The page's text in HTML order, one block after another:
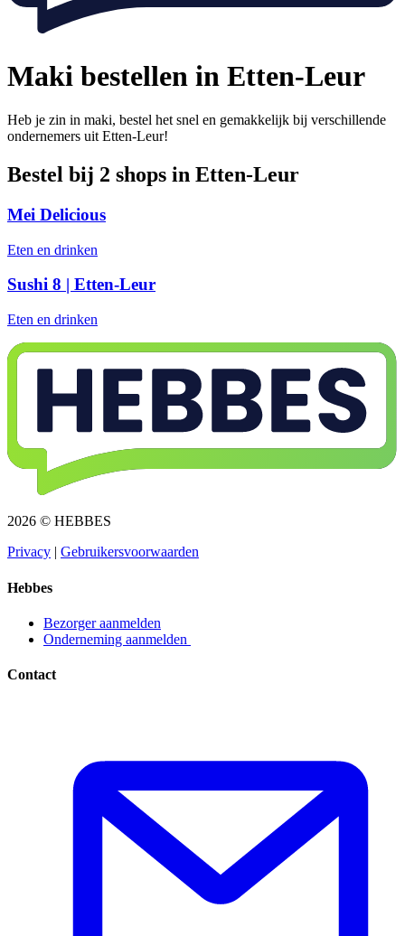
Maki bestellen in Etten-Leur
Heb je zin in maki, bestel het snel en gemakkelijk bij verschillende
ondernemers uit Etten-Leur!
Bestel bij 2 shops in Etten-Leur
Mei Delicious
Eten en drinken
Sushi 8 | Etten-Leur
Eten en drinken
2026 © HEBBES
Privacy​​​​‌ ‍ ​‍​‍‌‍ ‌ ​‍‌‍‍‌‌‍‌ ‌‍‍‌‌‍ ‍​‍​‍​ ‍‍​‍​‍‌ ​ ‌‍​‌‌‍ ‍‌‍‍‌‌ ‌​‌ ‍‌​‍ ‍‌‍‍‌‌‍ ​‍​‍​‍ ​​‍​‍‌‍‍​‌ ​‍‌‍‌‌‌‍‌‍​‍​‍​ ‍‍​‍​‍‌‍‍​‌ ‌​‌ ‌​‌ ​​​ ‍‍​‍ ​‍ ‌‍ ​‌‍ ‌‍​ ‌‍​‌‌‍ ​‌‍‍​‌‍ ‌ ​ ‌ ‌​​ ‍‍​ ​ ​ ​ ​ ​ ​ ​ ​‍ ‌‍‍‌‌‍ ‍‌ ‌​‌‍‌‌‌‍ ‍‌ ‌​​‍ ‌‍‌‌‌‍‌​‌‍‍‌‌ ‌​​‍ ‌‍ ‌‌‍ ‌‍‌​‌‍‌‌​ ‌‌ ​​‌ ​‍‌‍‌‌‌ ​ ‌‍‌‌‌‍ ‍‌ ‌​‌‍​‌‌ ‌​‌‍‍‌‌‍ ‌‍ ‍​ ‍ ‌‍‍‌‌‍‌​​ ‌‌‍‌ ‌‍ ​‌‍ ‌‍​‍‌‍​‌‌‍ ​​ ‍ ‌ ‌​‌ ‍‌‌ ​​‌‍‌‌​ ‌‌‍‌ ‌‍ ​‌‍ ‌‍​‍‌‍​‌‌‍ ​​ ‍ ‌ ​​‌‍​‌‌ ‌​‌‍‍​​ ‌‌‍‌‍‌‍ ‌‍ ‌ ‌​‌‍‌‌‌ ​‍​‍ ‍‌‍ ​‌‍‌‌‌‍‌ ‌‍​‌‌‍ ​​‍‌‌​ ‌‌‌​​‍‌‌ ‌‍‍ ‌‍‌‌‌ ‍‌​‍‌‌​ ​ ‌​‌​​‍‌‌​ ​ ‌​‌​​‍‌‌​ ​‍​ ​‍​ ​‌​ ‍​‌‍‌‌​ ‌‍‌‍‌​‌‍‌‌‌‍‌‌​ ‌‍​ ​ ​ ‍‌​ ‌‌​ ‌​​‍‌‌​ ​‍​ ​‍​‍‌‌​ ‌‌‌​‌​​‍ ‍‌‍ ​‌‍​‌‌‍​‍‌‍‌‌‌‍ ​​ ‌‍​‍‌‍​‌‌ ​ ‌‍‌‌‌‌‌‌‌ ​‍‌‍ ​​ ‌‌‍‍​‌ ‌​‌ ‌​‌ ​​​‍‌‌​ ​ ‌​​‌​‍‌‌​ ​‍‌​‌‍​‍‌‌​ ​‍‌​‌‍‌‍ ​‌‍ ‌‍​ ‌‍​‌‌‍ ​‌‍‍​‌‍ ‌ ​ ‌ ‌​​‍‌‌​ ​ ‌​​‌​ ​ ​ ​ ​ ​ ​ ​ ​‍‌‍‌‍‍‌‌‍‌​​ ‌‌‍‌ ‌‍ ​‌‍ ‌‍​‍‌‍​‌‌‍ ​​‍‌‍‌ ‌​‌ ‍‌‌ ​​‌‍‌‌​ ‌‌‍‌ ‌‍ ​‌‍ ‌‍​‍‌‍​‌‌‍ ​​‍‌‍‌ ​​‌‍​‌‌ ‌​‌‍‍​​ ‌‌‍‌‍‌‍ ‌‍ ‌ ‌​‌‍‌‌‌ ​‍​‍ ‍‌‍ ​‌‍‌‌‌‍‌ ‌‍​‌‌‍ ​​‍‌‌​ ‌‌‌​​‍‌‌ ‌‍‍ ‌‍‌‌‌ ‍‌​‍‌‌​ ​ ‌​‌​​‍‌‌​ ​ ‌​‌​​‍‌‌​ ​‍​ ​‍​ ​‌​ ‍​‌‍‌‌​ ‌‍‌‍‌​‌‍‌‌‌‍‌‌​ ‌‍​ ​ ​ ‍‌​ ‌‌​ ‌​​‍‌‌​ ​‍​ ​‍​‍‌‌​ ‌‌‌​‌​​‍ ‍‌‍ ​‌‍​‌‌‍​‍‌‍‌‌‌‍ ​​‍‌‍‌ ​​‌‍‌‌‌ ​‍‌ ​ ‌ ​​‌‍‌‌‌‍​ ‌ ‌​‌‍‍‌‌ ‌‍‌‍‌‌​ ‌‌ ​​‌ ‌‌‌‍​‍‌‍ ​‌‍‍‌‌ ​ ‌‍‍​‌‍‌‌‌‍‌​​‍​‍‌ ‌ | Gebruikersvoorwaarden​​​​‌ ‍ ​‍​‍‌‍ ‌ ​‍‌‍‍‌‌‍‌ ‌‍‍‌‌‍ ‍​‍​‍​ ‍‍​‍​‍‌ ​ ‌‍​‌‌‍ ‍‌‍‍‌‌ ‌​‌ ‍‌​‍ ‍‌‍‍‌‌‍ ​‍​‍​‍ ​​‍​‍‌‍‍​‌ ​‍‌‍‌‌‌‍‌‍​‍​‍​ ‍‍​‍​‍‌‍‍​‌ ‌​‌ ‌​‌ ​​​ ‍‍​‍ ​‍ ‌‍ ​‌‍ ‌‍​ ‌‍​‌‌‍ ​‌‍‍​‌‍ ‌ ​ ‌ ‌​​ ‍‍​ ​ ​ ​ ​ ​ ​ ​ ​‍ ‌‍‍‌‌‍ ‍‌ ‌​‌‍‌‌‌‍ ‍‌ ‌​​‍ ‌‍‌‌‌‍‌​‌‍‍‌‌ ‌​​‍ ‌‍ ‌‌‍ ‌‍‌​‌‍‌‌​ ‌‌ ​​‌ ​‍‌‍‌‌‌ ​ ‌‍‌‌‌‍ ‍‌ ‌​‌‍​‌‌ ‌​‌‍‍‌‌‍ ‌‍ ‍​ ‍ ‌‍‍‌‌‍‌​​ ‌‌‍‌ ‌‍ ​‌‍ ‌‍​‍‌‍​‌‌‍ ​​ ‍ ‌ ‌​‌ ‍‌‌ ​​‌‍‌‌​ ‌‌‍‌ ‌‍ ​‌‍ ‌‍​‍‌‍​‌‌‍ ​​ ‍ ‌ ​​‌‍​‌‌ ‌​‌‍‍​​ ‌‌‍‌‍‌‍ ‌‍ ‌ ‌​‌‍‌‌‌ ​‍​‍ ‍‌‍ ​‌‍‌‌‌‍‌ ‌‍​‌‌‍ ​​‍‌‌​ ‌‌‌​​‍‌‌ ‌‍‍ ‌‍‌‌‌ ‍‌​‍‌‌​ ​ ‌​‌​​‍‌‌​ ​ ‌​‌​​‍‌‌​ ​‍​ ​‍​ ​​‌‍​ ‌‍‌‍​ ‌‍​ ‌​‌‍‌​​ ​ ‌‍‌‌​ ​ ​ ​‌​ ‍‌​ ​‍​‍‌‌​ ​‍​ ​‍​‍‌‌​ ‌‌‌​‌​​‍ ‍‌‍ ​‌‍​‌‌‍​‍‌‍‌‌‌‍ ​​ ‌‍​‍‌‍​‌‌ ​ ‌‍‌‌‌‌‌‌‌ ​‍‌‍ ​​ ‌‌‍‍​‌ ‌​‌ ‌​‌ ​​​‍‌‌​ ​ ‌​​‌​‍‌‌​ ​‍‌​‌‍​‍‌‌​ ​‍‌​‌‍‌‍ ​‌‍ ‌‍​ ‌‍​‌‌‍ ​‌‍‍​‌‍ ‌ ​ ‌ ‌​​‍‌‌​ ​ ‌​​‌​ ​ ​ ​ ​ ​ ​ ​ ​‍‌‍‌‍‍‌‌‍‌​​ ‌‌‍‌ ‌‍ ​‌‍ ‌‍​‍‌‍​‌‌‍ ​​‍‌‍‌ ‌​‌ ‍‌‌ ​​‌‍‌‌​ ‌‌‍‌ ‌‍ ​‌‍ ‌‍​‍‌‍​‌‌‍ ​​‍‌‍‌ ​​‌‍​‌‌ ‌​‌‍‍​​ ‌‌‍‌‍‌‍ ‌‍ ‌ ‌​‌‍‌‌‌ ​‍​‍ ‍‌‍ ​‌‍‌‌‌‍‌ ‌‍​‌‌‍ ​​‍‌‌​ ‌‌‌​​‍‌‌ ‌‍‍ ‌‍‌‌‌ ‍‌​‍‌‌​ ​ ‌​‌​​‍‌‌​ ​ ‌​‌​​‍‌‌​ ​‍​ ​‍​ ​​‌‍​ ‌‍‌‍​ ‌‍​ ‌​‌‍‌​​ ​ ‌‍‌‌​ ​ ​ ​‌​ ‍‌​ ​‍​‍‌‌​ ​‍​ ​‍​‍‌‌​ ‌‌‌​‌​​‍ ‍‌‍ ​‌‍​‌‌‍​‍‌‍‌‌‌‍ ​​‍‌‍‌ ​​‌‍‌‌‌ ​‍‌ ​ ‌ ​​‌‍‌‌‌‍​ ‌ ‌​‌‍‍‌‌ ‌‍‌‍‌‌​ ‌‌ ​​‌ ‌‌‌‍​‍‌‍ ​‌‍‍‌‌ ​ ‌‍‍​‌‍‌‌‌‍‌​​‍​‍‌ ‌
Hebbes
Bezorger aanmelden​​​​‌ ‍ ​‍​‍‌‍ ‌ ​‍‌‍‍‌‌‍‌ ‌‍‍‌‌‍ ‍​‍​‍​ ‍‍​‍​‍‌ ​ ‌‍​‌‌‍ ‍‌‍‍‌‌ ‌​‌ ‍‌​‍ ‍‌‍‍‌‌‍ ​‍​‍​‍ ​​‍​‍‌‍‍​‌ ​‍‌‍‌‌‌‍‌‍​‍​‍​ ‍‍​‍​‍‌‍‍​‌ ‌​‌ ‌​‌ ​​​ ‍‍​‍ ​‍ ‌‍ ​‌‍ ‌‍​ ‌‍​‌‌‍ ​‌‍‍​‌‍ ‌ ​ ‌ ‌​​ ‍‍​ ​ ​ ​ ​ ​ ​ ​ ​‍ ‌‍‍‌‌‍ ‍‌ ‌​‌‍‌‌‌‍ ‍‌ ‌​​‍ ‌‍‌‌‌‍‌​‌‍‍‌‌ ‌​​‍ ‌‍ ‌‌‍ ‌‍‌​‌‍‌‌​ ‌‌ ​​‌ ​‍‌‍‌‌‌ ​ ‌‍‌‌‌‍ ‍‌ ‌​‌‍​‌‌ ‌​‌‍‍‌‌‍ ‌‍ ‍​ ‍ ‌‍‍‌‌‍‌​​ ‌‌‍‌ ‌‍ ​‌‍ ‌‍​‍‌‍​‌‌‍ ​​ ‍ ‌ ‌​‌ ‍‌‌ ​​‌‍‌‌​ ‌‌‍‌ ‌‍ ​‌‍ ‌‍​‍‌‍​‌‌‍ ​​ ‍ ‌ ​​‌‍​‌‌ ‌​‌‍‍​​ ‌‌‍‌‍‌‍ ‌‍ ‌ ‌​‌‍‌‌‌ ​‍​‍ ‍‌ ​​‌‍​‌‌‍‌ ‌‍‌‌‌ ​ ​‍‌‌​ ‌‌‌​​‍‌‌ ‌‍‍ ‌‍‌‌‌ ‍‌​‍‌‌​ ​ ‌​‌​​‍‌‌​ ​ ‌​‌​​‍‌‌​ ​‍​ ​‍​ ‌ ​ ​‌‌‍​‍‌‍​ ​ ‌‌​ ‌ ​ ​‌​ ​‍​ ‌​​ ​​‌‍‌‌​ ‍‌​‍‌‌​ ​‍​ ​‍​‍‌‌​ ‌‌‌​‌​​‍ ‍‌‍ ​‌‍​‌‌‍​‍‌‍‌‌‌‍ ​​ ‌‍​‍‌‍​‌‌ ​ ‌‍‌‌‌‌‌‌‌ ​‍‌‍ ​​ ‌‌‍‍​‌ ‌​‌ ‌​‌ ​​​‍‌‌​ ​ ‌​​‌​‍‌‌​ ​‍‌​‌‍​‍‌‌​ ​‍‌​‌‍‌‍ ​‌‍ ‌‍​ ‌‍​‌‌‍ ​‌‍‍​‌‍ ‌ ​ ‌ ‌​​‍‌‌​ ​ ‌​​‌​ ​ ​ ​ ​ ​ ​ ​ ​‍‌‍‌‍‍‌‌‍‌​​ ‌‌‍‌ ‌‍ ​‌‍ ‌‍​‍‌‍​‌‌‍ ​​‍‌‍‌ ‌​‌ ‍‌‌ ​​‌‍‌‌​ ‌‌‍‌ ‌‍ ​‌‍ ‌‍​‍‌‍​‌‌‍ ​​‍‌‍‌ ​​‌‍​‌‌ ‌​‌‍‍​​ ‌‌‍‌‍‌‍ ‌‍ ‌ ‌​‌‍‌‌‌ ​‍​‍ ‍‌ ​​‌‍​‌‌‍‌ ‌‍‌‌‌ ​ ​‍‌‌​ ‌‌‌​​‍‌‌ ‌‍‍ ‌‍‌‌‌ ‍‌​‍‌‌​ ​ ‌​‌​​‍‌‌​ ​ ‌​‌​​‍‌‌​ ​‍​ ​‍​ ‌ ​ ​‌‌‍​‍‌‍​ ​ ‌‌​ ‌ ​ ​‌​ ​‍​ ‌​​ ​​‌‍‌‌​ ‍‌​‍‌‌​ ​‍​ ​‍​‍‌‌​ ‌‌‌​‌​​‍ ‍‌‍ ​‌‍​‌‌‍​‍‌‍‌‌‌‍ ​​‍‌‍‌ ​​‌‍‌‌‌ ​‍‌ ​ ‌ ​​‌‍‌‌‌‍​ ‌ ‌​‌‍‍‌‌ ‌‍‌‍‌‌​ ‌‌ ​​‌ ‌‌‌‍​‍‌‍ ​‌‍‍‌‌ ​ ‌‍‍​‌‍‌‌‌‍‌​​‍​‍‌ ‌
Onderneming aanmelden ​​​​‌ ‍ ​‍​‍‌‍ ‌ ​‍‌‍‍‌‌‍‌ ‌‍‍‌‌‍ ‍​‍​‍​ ‍‍​‍​‍‌ ​ ‌‍​‌‌‍ ‍‌‍‍‌‌ ‌​‌ ‍‌​‍ ‍‌‍‍‌‌‍ ​‍​‍​‍ ​​‍​‍‌‍‍​‌ ​‍‌‍‌‌‌‍‌‍​‍​‍​ ‍‍​‍​‍‌‍‍​‌ ‌​‌ ‌​‌ ​​​ ‍‍​‍ ​‍ ‌‍ ​‌‍ ‌‍​ ‌‍​‌‌‍ ​‌‍‍​‌‍ ‌ ​ ‌ ‌​​ ‍‍​ ​ ​ ​ ​ ​ ​ ​ ​‍ ‌‍‍‌‌‍ ‍‌ ‌​‌‍‌‌‌‍ ‍‌ ‌​​‍ ‌‍‌‌‌‍‌​‌‍‍‌‌ ‌​​‍ ‌‍ ‌‌‍ ‌‍‌​‌‍‌‌​ ‌‌ ​​‌ ​‍‌‍‌‌‌ ​ ‌‍‌‌‌‍ ‍‌ ‌​‌‍​‌‌ ‌​‌‍‍‌‌‍ ‌‍ ‍​ ‍ ‌‍‍‌‌‍‌​​ ‌‌‍‌ ‌‍ ​‌‍ ‌‍​‍‌‍​‌‌‍ ​​ ‍ ‌ ‌​‌ ‍‌‌ ​​‌‍‌‌​ ‌‌‍‌ ‌‍ ​‌‍ ‌‍​‍‌‍​‌‌‍ ​​ ‍ ‌ ​​‌‍​‌‌ ‌​‌‍‍​​ ‌‌‍‌‍‌‍ ‌‍ ‌ ‌​‌‍‌‌‌ ​‍​‍ ‍‌ ​​‌‍​‌‌‍‌ ‌‍‌‌‌ ​ ​‍‌‌​ ‌‌‌​​‍‌‌ ‌‍‍ ‌‍‌‌‌ ‍‌​‍‌‌​ ​ ‌​‌​​‍‌‌​ ​ ‌​‌​​‍‌‌​ ​‍​ ​‍​ ‌ ​ ‌ ​ ‍‌​ ​ ​ ​‌‌‍​ ‌‍​‌​ ‌‍​ ​‌‌‍​‍​ ‌‍‌‍​ ​‍‌‌​ ​‍​ ​‍​‍‌‌​ ‌‌‌​‌​​‍ ‍‌‍ ​‌‍​‌‌‍​‍‌‍‌‌‌‍ ​​ ‌‍​‍‌‍​‌‌ ​ ‌‍‌‌‌‌‌‌‌ ​‍‌‍ ​​ ‌‌‍‍​‌ ‌​‌ ‌​‌ ​​​‍‌‌​ ​ ‌​​‌​‍‌‌​ ​‍‌​‌‍​‍‌‌​ ​‍‌​‌‍‌‍ ​‌‍ ‌‍​ ‌‍​‌‌‍ ​‌‍‍​‌‍ ‌ ​ ‌ ‌​​‍‌‌​ ​ ‌​​‌​ ​ ​ ​ ​ ​ ​ ​ ​‍‌‍‌‍‍‌‌‍‌​​ ‌‌‍‌ ‌‍ ​‌‍ ‌‍​‍‌‍​‌‌‍ ​​‍‌‍‌ ‌​‌ ‍‌‌ ​​‌‍‌‌​ ‌‌‍‌ ‌‍ ​‌‍ ‌‍​‍‌‍​‌‌‍ ​​‍‌‍‌ ​​‌‍​‌‌ ‌​‌‍‍​​ ‌‌‍‌‍‌‍ ‌‍ ‌ ‌​‌‍‌‌‌ ​‍​‍ ‍‌ ​​‌‍​‌‌‍‌ ‌‍‌‌‌ ​ ​‍‌‌​ ‌‌‌​​‍‌‌ ‌‍‍ ‌‍‌‌‌ ‍‌​‍‌‌​ ​ ‌​‌​​‍‌‌​ ​ ‌​‌​​‍‌‌​ ​‍​ ​‍​ ‌ ​ ‌ ​ ‍‌​ ​ ​ ​‌‌‍​ ‌‍​‌​ ‌‍​ ​‌‌‍​‍​ ‌‍‌‍​ ​‍‌‌​ ​‍​ ​‍​‍‌‌​ ‌‌‌​‌​​‍ ‍‌‍ ​‌‍​‌‌‍​‍‌‍‌‌‌‍ ​​‍‌‍‌ ​​‌‍‌‌‌ ​‍‌ ​ ‌ ​​‌‍‌‌‌‍​ ‌ ‌​‌‍‍‌‌ ‌‍‌‍‌‌​ ‌‌ ​​‌ ‌‌‌‍​‍‌‍ ​‌‍‍‌‌ ​ ‌‍‍​‌‍‌‌‌‍‌​​‍​‍‌ ‌
Contact